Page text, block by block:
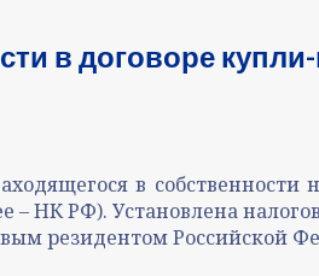
в договоре
в
НК РФ). Установлена
резидентом Российской